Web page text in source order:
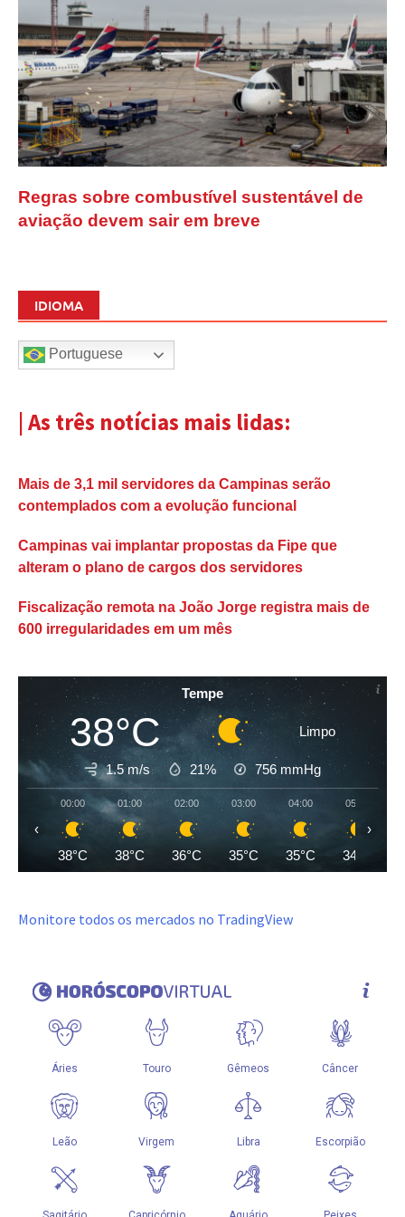
Regras sobre combustível sustentável de
aviação devem sair em breve
IDIOMA
Portuguese
| As três notícias mais lidas:
Mais de 3,1 mil servidores da Campinas serão
contemplados com a evolução funcional
Campinas vai implantar propostas da Fipe que
alteram o plano de cargos dos servidores
Fiscalização remota na João Jorge registra mais de
600 irregularidades em um mês
Tempe
38°C Limpo
1.5 m/s 21% 756 mmHg
00:00
38°C
01:00
38°C
02:00
36°C
03:00
35°C
04:00
35°C
05:00
34°C
‹ ›
Monitore todos os mercados no TradingView